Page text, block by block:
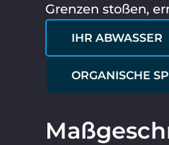
Grenzen stoßen,
IHR ABWASSER
ORGANISCHE